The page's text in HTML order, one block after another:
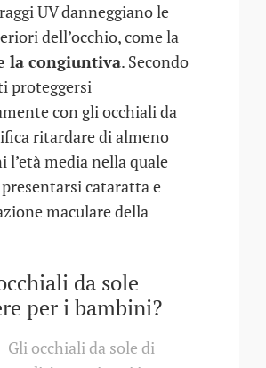
UV danneggiano le
dell’occhio, come la
la congiuntiva. Secondo
proteggersi
con gli occhiali da
ritardare di almeno
l’età media nella quale
cataratta e
maculare della
da sole
per i bambini?
Gli occhiali da sole di